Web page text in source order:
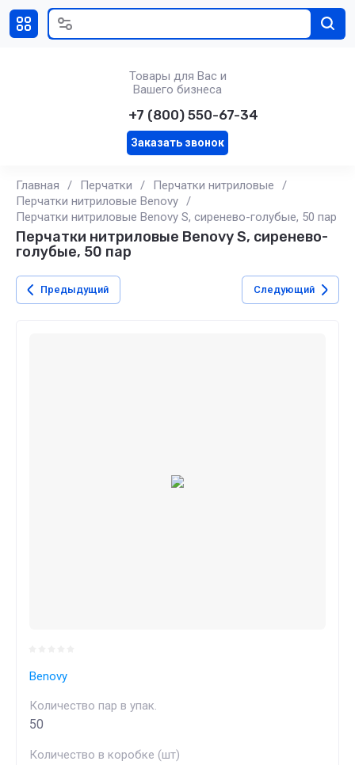
Товары для Вас и
Вашего бизнеса
+7 (800) 550-67-34
Заказать звонок
Главная / Перчатки / Перчатки нитриловые
/
Перчатки нитриловые Benovy /
Перчатки нитриловые Benovy S, сиренево-голубые, 50 пар
Перчатки нитриловые Benovy S, сиренево-
голубые, 50 пар
Предыдущий Следующий
Benovy
Количество пар в упак.
50
Количество в коробке (шт)